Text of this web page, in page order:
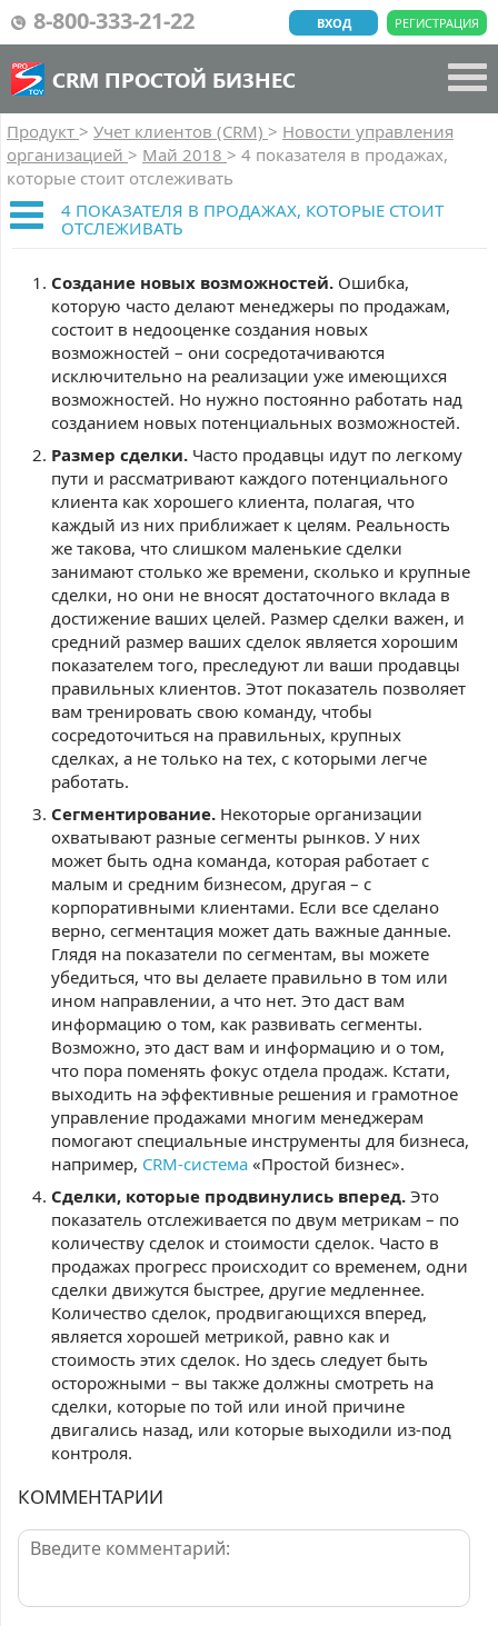
8-800-333-21-22 РЕГИСТРАЦИЯ
ВХОД
CRM ПРОСТОЙ БИЗНЕС
Продукт > Учет клиентов (CRM) > Новости управления
организацией > Май 2018 > 4 показателя в продажах,
которые стоит отслеживать
4 ПОКАЗАТЕЛЯ В ПРОДАЖАХ, КОТОРЫЕ СТОИТ
ОТСЛЕЖИВАТЬ
Создание новых возможностей. Ошибка,
которую часто делают менеджеры по продажам,
состоит в недооценке создания новых
возможностей – они сосредотачиваются
исключительно на реализации уже имеющихся
возможностей. Но нужно постоянно работать над
созданием новых потенциальных возможностей.
Размер сделки. Часто продавцы идут по легкому
пути и рассматривают каждого потенциального
клиента как хорошего клиента, полагая, что
каждый из них приближает к целям. Реальность
же такова, что слишком маленькие сделки
занимают столько же времени, сколько и крупные
сделки, но они не вносят достаточного вклада в
достижение ваших целей. Размер сделки важен, и
средний размер ваших сделок является хорошим
показателем того, преследуют ли ваши продавцы
правильных клиентов. Этот показатель позволяет
вам тренировать свою команду, чтобы
сосредоточиться на правильных, крупных
сделках, а не только на тех, с которыми легче
работать.
Сегментирование. Некоторые организации
охватывают разные сегменты рынков. У них
может быть одна команда, которая работает с
малым и средним бизнесом, другая – с
корпоративными клиентами. Если все сделано
верно, сегментация может дать важные данные.
Глядя на показатели по сегментам, вы можете
убедиться, что вы делаете правильно в том или
ином направлении, а что нет. Это даст вам
информацию о том, как развивать сегменты.
Возможно, это даст вам и информацию и о том,
что пора поменять фокус отдела продаж. Кстати,
выходить на эффективные решения и грамотное
управление продажами многим менеджерам
помогают специальные инструменты для бизнеса,
например, CRM-система «Простой бизнес».
Сделки, которые продвинулись вперед. Это
показатель отслеживается по двум метрикам – по
количеству сделок и стоимости сделок. Часто в
продажах прогресс происходит со временем, одни
сделки движутся быстрее, другие медленнее.
Количество сделок, продвигающихся вперед,
является хорошей метрикой, равно как и
стоимость этих сделок. Но здесь следует быть
осторожными – вы также должны смотреть на
сделки, которые по той или иной причине
двигались назад, или которые выходили из-под
контроля.
КОММЕНТАРИИ